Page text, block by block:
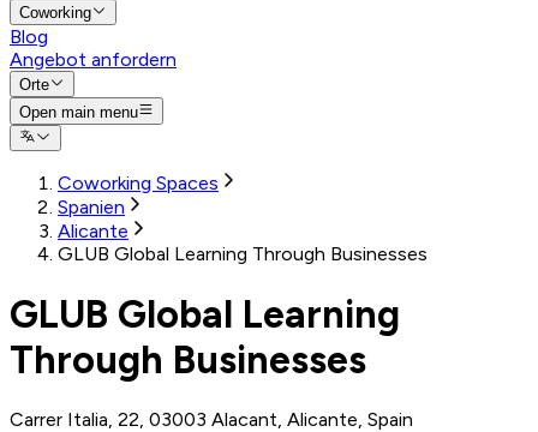
Coworking
Blog
Angebot anfordern
Orte
Open main menu
Coworking Spaces
Spanien
Alicante
GLUB Global Learning Through Businesses
GLUB Global Learning
Through Businesses
Carrer Italia, 22, 03003 Alacant, Alicante, Spain